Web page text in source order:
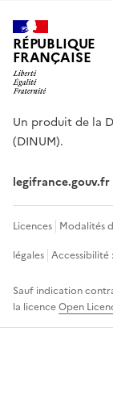
RÉPUBLIQUE
FRANÇAISE
Un produit de la
(DINUM).
legifrance.gouv.fr
Licences Modalités
légales
Sauf indication
la licenceOpen